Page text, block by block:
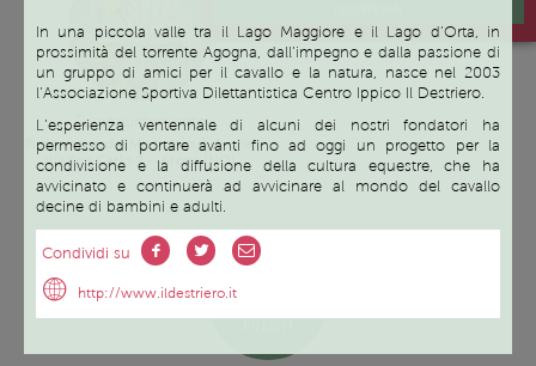
In una piccola valle tra il Lago Maggiore e il Lago d’Orta, in
prossimità del torrente Agogna, dall’impegno e dalla passione di
un gruppo di amici per il cavallo e la natura, nasce nel 2003
l’Associazione Sportiva Dilettantistica Centro Ippico Il Destriero.
L’esperienza ventennale di alcuni dei nostri fondatori ha
permesso di portare avanti fino ad oggi un progetto per la
condivisione e la diffusione della cultura equestre, che ha
avvicinato e continuerà ad avvicinare al mondo del cavallo
decine di bambini e adulti.
Condividi su
http://www.ildestriero.it
Su appuntamento
Pianterreno del Municipio di Arona,
Via San Carlo 2 – Arona (NO)